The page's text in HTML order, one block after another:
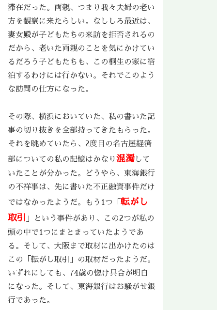
滞在だった。両親、つまり我々夫婦の老い
方を観察に来たらしい。なししろ最近は、
妻女殿が子どもたちの来訪を拒否されるの
だから、老いた両親のことを気にかけてい
るだろう子どもたちも、この桐生の家に宿
泊するわけには行かない。それでこのよう
な訪問の仕方になった。
その際、横浜においていた、私の書いた記
事の切り抜きを全部持ってきたもらった。
それを眺めていたら、2度目の名古屋経済
部についての私の記憶はかなり 混濁 して
いたことが分かった。どうやら、東海銀行
の不祥事は、先に書いた不正融資事件だけ
ではなかったようだ。もう1つ「 転がし
取引
」という事件があり、この2つが私の
頭の中で1つにまとまっていたようであ
る。そして、大阪まで取材に出かけたのは
この「転がし取引」の取材だったようだ。
いずれにしても、74歳の惚け具合が明白
になった。そして、東海銀行はお騒がせ銀
行であった。